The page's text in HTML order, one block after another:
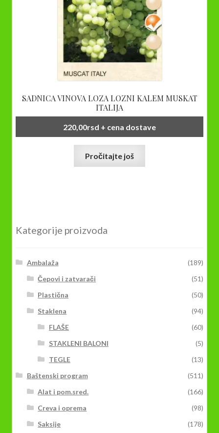
SADNICA VINOVA LOZA LOZNI KALEM MUSKAT
ITALIJA
220,00rsd + cena dostave
Pročitajte još
Kategorije proizvoda
Ambalaža
(189)
Čepovi i zatvarači
(51)
Plastična
(50)
Staklena
(94)
FLAŠE
(60)
STAKLENI BALONI
(5)
TEGLE
(13)
Baštenski program
(511)
Alat i pom.sred.
(166)
Creva i oprema
(98)
Saksije
(178)